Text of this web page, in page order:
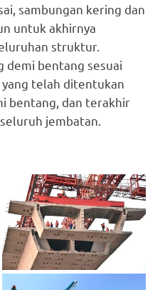
sambungan kering dan
untuk akhirnya
struktur.
demi bentang sesuai
yang telah ditentukan
bentang, dan terakhir
jembatan.